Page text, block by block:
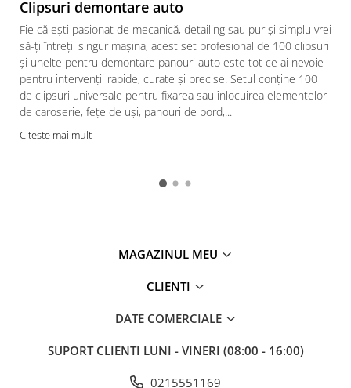
Clipsuri demontare auto
Fie că ești pasionat de mecanică, detailing sau pur și simplu vrei
să-ți întreții singur mașina, acest set profesional de 100 clipsuri
și unelte pentru demontare panouri auto este tot ce ai nevoie
pentru intervenții rapide, curate și precise. Setul conține 100
de clipsuri universale pentru fixarea sau înlocuirea elementelor
de caroserie, fețe de uși, panouri de bord,...
Citeste mai mult
MAGAZINUL MEU
CLIENTI
DATE COMERCIALE
SUPORT CLIENTI LUNI - VINERI (08:00 - 16:00)
0215551169